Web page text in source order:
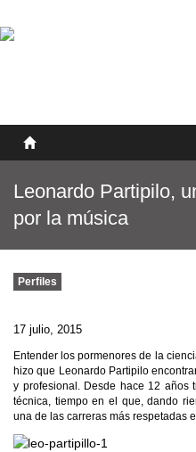
SOBRE NOSOTROS
Leonardo Partipilo,
por la música
Perfiles
17 julio, 2015
Entender los pormenores de la
hizo que Leonardo Partipilo
y profesional. Desde hace 12 años
técnica, tiempo en el que, dando
una de las carreras más respetadas